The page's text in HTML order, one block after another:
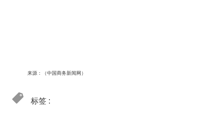
来源：（中国商务新闻网）
标签 :